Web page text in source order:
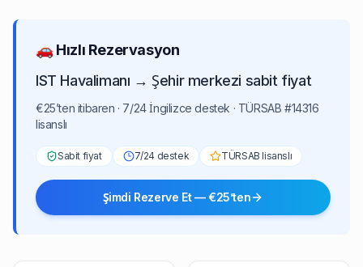
🚗 Hızlı Rezervasyon
IST Havalimanı → Şehir merkezi sabit fiyat
€25’ten itibaren · 7/24 İngilizce destek · TÜRSAB #14316
lisanslı
Sabit fiyat 7/24 destek TÜRSAB lisanslı
Şimdi Rezerve Et — €25’ten